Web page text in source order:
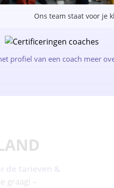
Ons team staat voor je
profiel van een coach meer
de tarieven &
graag! –